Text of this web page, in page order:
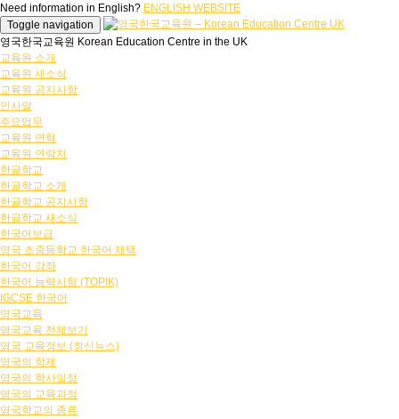
Need information in English? ENGLISH WEBSITE
Toggle navigation
영국한국교육원 Korean Education Centre in the UK
교육원 소개
교육원 새소식
교육원 공지사항
인사말
주요업무
교육원 연혁
교육원 연락처
한글학교
한글학교 소개
한글학교 공지사항
한글학교 새소식
한국어보급
영국 초중등학교 한국어 채택
한국어 강좌
한국어 능력시험 (TOPIK)
IGCSE 한국어
영국교육
영국교육 전체보기
영국 교육정보 (최신뉴스)
영국의 학제
영국의 학사일정
영국의 교육과정
영국학교의 종류